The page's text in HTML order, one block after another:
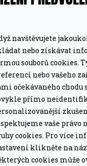
navštěvujete
nebo získávat
souborů cookies.
nebo vašeho
očekávaného
přímo
vaše právo
cookies. Pro více
klikněte na
cookies může
pro grily nad 15
nákup jako dárek